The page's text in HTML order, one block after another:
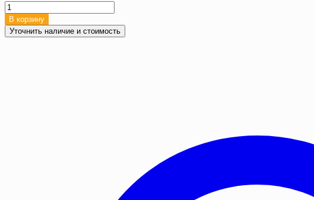
Количество
товара
Полог
брезентовый
В корзину
Уточнить наличие и стоимость